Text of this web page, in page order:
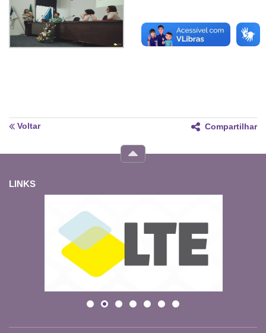
Voltar Compartilhar
LINKS